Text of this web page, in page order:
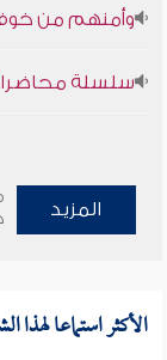
وأمنهم من
سلسلة محاضرات
المزيد
الأكثر استماعا لهذا